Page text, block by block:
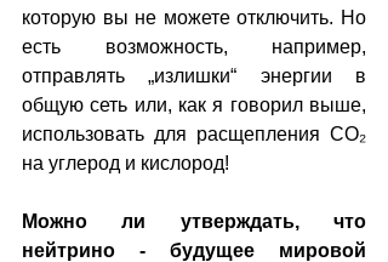
которую вы не можете отключить. Но
есть возможность, например,
отправлять „излишки“ энергии в
общую сеть или, как я говорил выше,
использовать для расщепления CO₂
на углерод и кислород!
Можно ли утверждать, что
нейтрино - будущее мировой